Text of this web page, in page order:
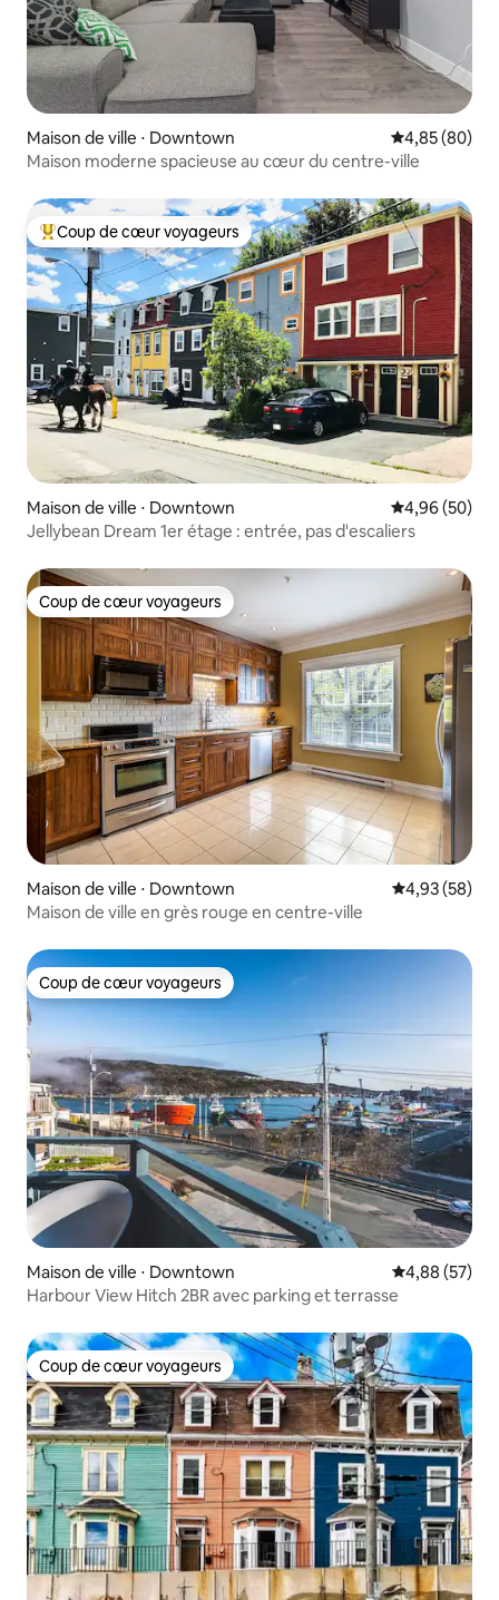
Maison de ville ⋅ Downtown Évaluation
4,85 (80)
Maison moderne spacieuse au cœur du centre-ville
Coups de cœur voyageurs les plus appréciés
Coup de cœur voyageurs
Maison de ville ⋅ Downtown Évaluation
4,96 (50)
Jellybean Dream 1er étage : entrée, pas d'escaliers
Coup de cœur voyageurs
Coup de cœur voyageurs
Maison de ville ⋅ Downtown Évaluation
4,93 (58)
Maison de ville en grès rouge en centre-ville
Coup de cœur voyageurs
Coup de cœur voyageurs
Maison de ville ⋅ Downtown Évaluation
4,88 (57)
Harbour View Hitch 2BR avec parking et terrasse
Coup de cœur voyageurs
Coup de cœur voyageurs